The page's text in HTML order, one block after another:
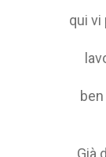
qui vi
Già